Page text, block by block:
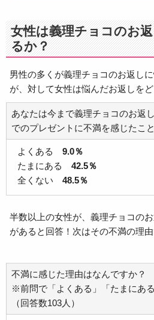
女性は義理チョコのお
るか？
男性の多くが義理チョコのお返し
が、対して女性は悩んだお返しを
あなたは今まで義理チョコのお返
でのプレゼントに不満を感じたこ
よくある 9.0％
たまにある 42.5％
全くない 48.5％
半数以上の女性が、義理チョコの
があると回答！次はその不満の理由
不満に感じた理由はなんですか？
※前問で「よくある」「たまにあ
（回答数103人）